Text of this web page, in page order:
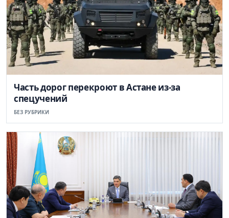
Часть дорог перекроют в Астане из-за
спецучений
БЕЗ РУБРИКИ